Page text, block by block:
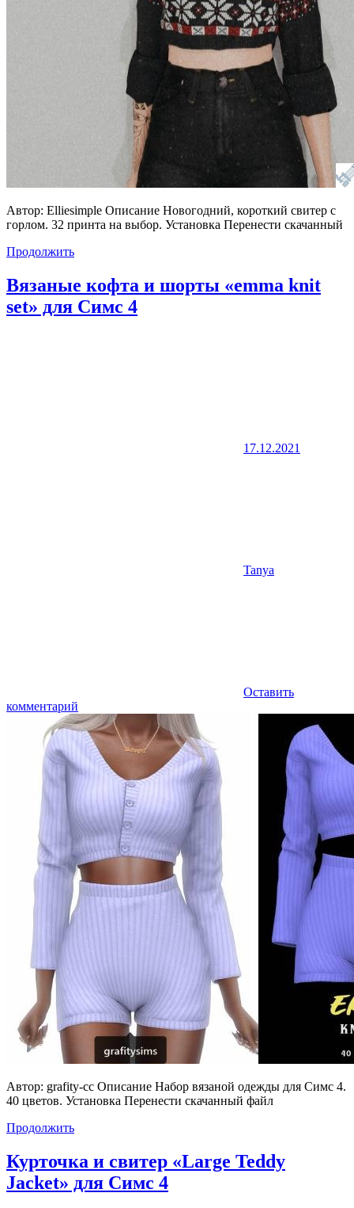
Автор: Elliesimple Описание Новогодний, короткий свитер с
горлом. 32 принта на выбор. Установка Перенести скачанный
Продолжить
Вязаные кофта и шорты «emma knit
set» для Симс 4
17.12.2021
Tanya
Оставить
комментарий
Автор: grafity-cc Описание Набор вязаной одежды для Симс 4.
40 цветов. Установка Перенести скачанный файл
Продолжить
Курточка и свитер «Large Teddy
Jacket» для Симс 4